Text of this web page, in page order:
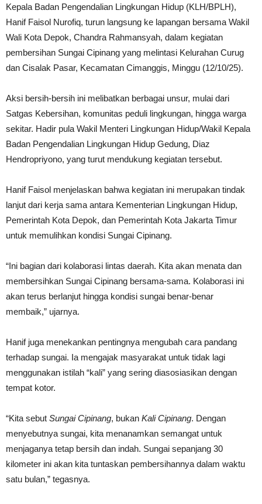
Kepala Badan Pengendalian Lingkungan Hidup (KLH/BPLH),
Hanif Faisol Nurofiq, turun langsung ke lapangan bersama Wakil
Wali Kota Depok, Chandra Rahmansyah, dalam kegiatan
pembersihan Sungai Cipinang yang melintasi Kelurahan Curug
dan Cisalak Pasar, Kecamatan Cimanggis, Minggu (12/10/25).
Aksi bersih-bersih ini melibatkan berbagai unsur, mulai dari
Satgas Kebersihan, komunitas peduli lingkungan, hingga warga
sekitar. Hadir pula Wakil Menteri Lingkungan Hidup/Wakil Kepala
Badan Pengendalian Lingkungan Hidup Gedung, Diaz
Hendropriyono, yang turut mendukung kegiatan tersebut.
Hanif Faisol menjelaskan bahwa kegiatan ini merupakan tindak
lanjut dari kerja sama antara Kementerian Lingkungan Hidup,
Pemerintah Kota Depok, dan Pemerintah Kota Jakarta Timur
untuk memulihkan kondisi Sungai Cipinang.
“Ini bagian dari kolaborasi lintas daerah. Kita akan menata dan
membersihkan Sungai Cipinang bersama-sama. Kolaborasi ini
akan terus berlanjut hingga kondisi sungai benar-benar
membaik,” ujarnya.
Hanif juga menekankan pentingnya mengubah cara pandang
terhadap sungai. Ia mengajak masyarakat untuk tidak lagi
menggunakan istilah “kali” yang sering diasosiasikan dengan
tempat kotor.
“Kita sebut Sungai Cipinang, bukan Kali Cipinang. Dengan
menyebutnya sungai, kita menanamkan semangat untuk
menjaganya tetap bersih dan indah. Sungai sepanjang 30
kilometer ini akan kita tuntaskan pembersihannya dalam waktu
satu bulan,” tegasnya.